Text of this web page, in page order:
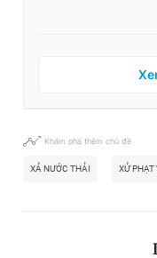
Khám phá thêm chủ đề
XẢ NƯỚC THẢI XỬ